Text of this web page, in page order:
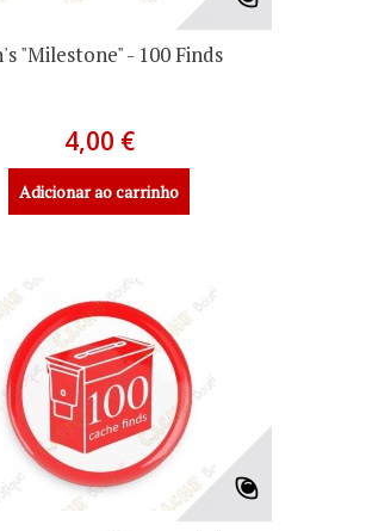
"Milestone" - 100 Finds
4,00 €
Adicionar ao carrinho